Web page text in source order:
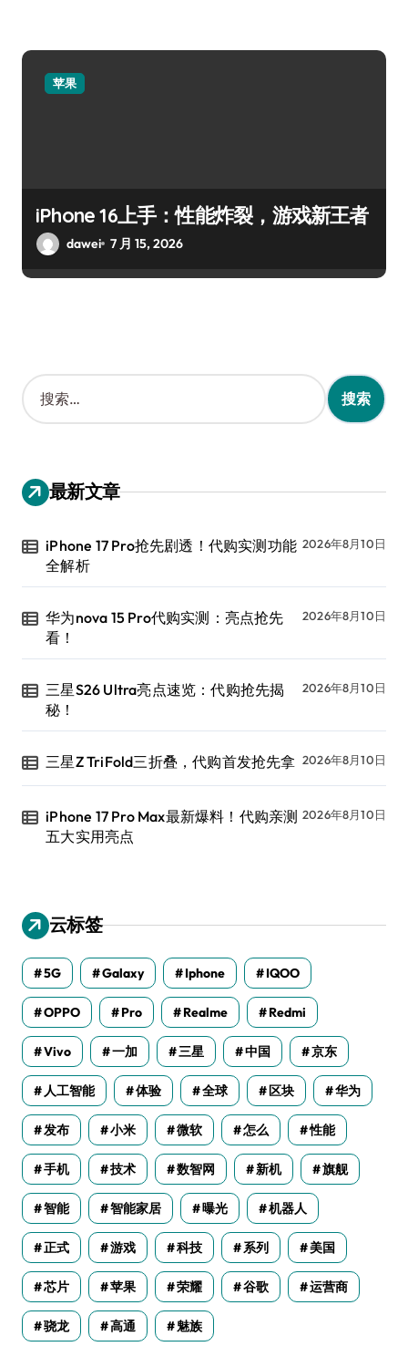
苹果
iPhone 16上手：性能炸裂，游戏新王者
dawei 7 月 15, 2026
搜
索
：
最新文章
iPhone 17 Pro抢先剧透！代购实测功能
全解析
2026年8月10日
华为nova 15 Pro代购实测：亮点抢先
看！
2026年8月10日
三星S26 Ultra亮点速览：代购抢先揭
秘！
2026年8月10日
三星Z TriFold三折叠，代购首发抢先拿 2026年8月10日
iPhone 17 Pro Max最新爆料！代购亲测
五大实用亮点
2026年8月10日
云标签
5G Galaxy Iphone IQOO
OPPO Pro Realme Redmi
Vivo 一加 三星 中国 京东
人工智能 体验 全球 区块 华为
发布 小米 微软 怎么 性能
手机 技术 数智网 新机 旗舰
智能 智能家居 曝光 机器人
正式 游戏 科技 系列 美国
芯片 苹果 荣耀 谷歌 运营商
骁龙 高通 魅族